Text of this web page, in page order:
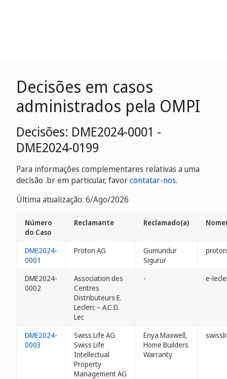
Decisões em casos
administrados pela OMPI
Decisões: DME2024-0001 -
DME2024-0199
Para informações complementares relativas a uma
decisão .br em particular, favorcontatar-nos.
Última atualização: 6/Ago/2026
Número
do Caso
Reclamante Reclamado(a)
DME2024-
0001
Proton AG
Gumundur
Sigurur
DME2024-
0002
Association des
Centres
Distributeurs E.
Leclerc – A.C.D.
Lec
- e-
DME2024-
0003
Swiss Life AG
Swiss Life
Intellectual
Property
Management AG
Enya Maxwell,
Home Builders
Warranty